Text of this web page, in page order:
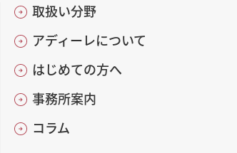
取扱い分野
アディーレについて
はじめての方へ
事務所案内
コラム